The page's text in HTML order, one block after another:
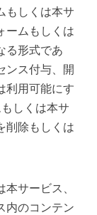
もしくは本サ
ームもしくは
る形式であ
ンス付与、開
利用可能にす
しくは本サ
削除もしくは
サービス、
内のコンテン